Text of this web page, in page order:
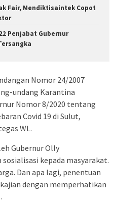
Fair, Mendiktisaintek Copot
Penjabat Gubernur
Nomor 24/2007
undang Karantina
Nomor 8/2020 tentang
Covid 19 di Sulut,
WL.
Gubernur Olly
kepada masyarakat.
Dan apa lagi, penentuan
dengan memperhatikan